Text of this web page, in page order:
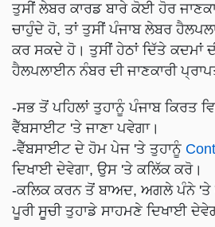
ਤੁਸੀਂ ਲੇਬਰ ਕਾਰਡ ਬਾਰੇ ਕੋਈ ਹੋਰ
ਚਾਹੁੰਦੇ ਹੋ, ਤਾਂ ਤੁਸੀਂ ਪੰਜਾਬ ਲੇਬਰ
ਕਰ ਸਕਦੇ ਹੋ। ਤੁਸੀਂ ਹੇਠਾਂ ਦਿੱਤੇ ਕਦਮਾਂ
ਹੈਲਪਲਾਈਨ ਨੰਬਰ ਦੀ ਜਾਣਕਾਰੀ
-ਸਭ ਤੋਂ ਪਹਿਲਾਂ ਤੁਹਾਨੂੰ ਪੰਜਾਬ ਕਿਰਤ
ਵੈੱਬਸਾਈਟ 'ਤੇ ਜਾਣਾ ਪਵੇਗਾ।
-ਵੈੱਬਸਾਈਟ ਦੇ ਹੋਮ ਪੇਜ 'ਤੇ ਤੁਹਾਨੂੰ
ਦਿਖਾਈ ਦੇਵੇਗਾ, ਉਸ 'ਤੇ ਕਲਿੱਕ ਕਰੋ।
-ਕਲਿਕ ਕਰਨ ਤੋਂ ਬਾਅਦ, ਅਗਲੇ ਪੰਨੇ 'ਤੇ
ਪੂਰੀ ਸੂਚੀ ਤੁਹਾਡੇ ਸਾਹਮਣੇ ਦਿਖਾਈ